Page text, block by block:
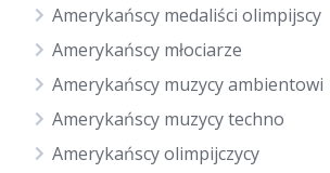
Amerykańscy medaliści olimpijscy
Amerykańscy młociarze
Amerykańscy muzycy ambientowi
Amerykańscy muzycy techno
Amerykańscy olimpijczycy